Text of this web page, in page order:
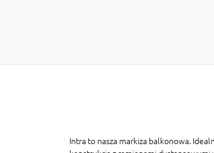
Intra to nasza markiza balkonowa.